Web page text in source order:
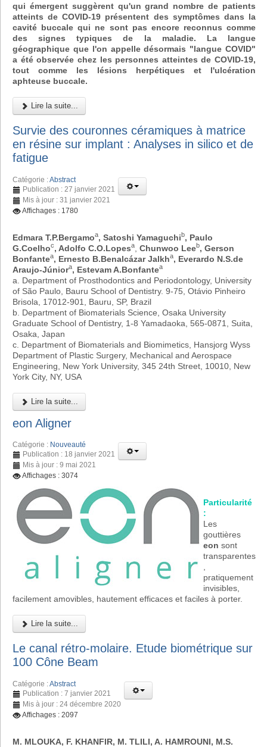
qui émergent suggèrent qu'un grand nombre de patients
atteints de COVID-19 présentent des symptômes dans la
cavité buccale qui ne sont pas encore reconnus comme
des signes typiques de la maladie. La langue
géographique que l'on appelle désormais "langue COVID"
a été observée chez les personnes atteintes de COVID-19,
tout comme les lésions herpétiques et l'ulcération
aphteuse buccale.
Lire la suite...
Survie des couronnes céramiques à matrice
en résine sur implant : Analyses in silico et de
fatigue
Catégorie :Abstract
Publication : 27 janvier 2021
Mis à jour : 31 janvier 2021
Affichages : 1780
Edmara T.P.Bergamoa, Satoshi Yamaguchib, Paulo
G.Coelhoc, Adolfo C.O.Lopesa Chunwoo Leeb, Gerson
Bonfantea, Ernesto B.Benalcázar Jalkha, Everardo N.S.de
Araujo-Júniora, Estevam A.Bonfantea
a. Department of Prosthodontics and Periodontology, University
of São Paulo, Bauru School of Dentistry. 9-75, Otávio Pinheiro
Brisola, 17012-901, Bauru, SP, Brazil
b. Department of Biomaterials Science, Osaka University
Graduate School of Dentistry, 1-8 Yamadaoka, 565-0871, Suita,
Osaka, Japan
c. Department of Biomaterials and Biomimetics, Hansjorg Wyss
Department of Plastic Surgery, Mechanical and Aerospace
Engineering, New York University, 345 24th Street, 10010, New
York City, NY, USA
Lire la suite...
eon Aligner
Catégorie : Nouveauté
Publication : 18 janvier 2021
Mis à jour : 9 mai 2021
Affichages : 3074
Particularité
:
Les
gouttières
eon sont
transparentes
,
pratiquement
invisibles,
facilement amovibles, hautement efficaces et faciles à porter.
Lire la suite...
Le canal rétro-molaire. Etude biométrique sur
100 Cône Beam
Catégorie :Abstract
Publication : 7 janvier 2021
Mis à jour : 24 décembre 2020
Affichages : 2097
M. MLOUKA, F. KHANFIR, M. TLILI, A. HAMROUNI, M.S.